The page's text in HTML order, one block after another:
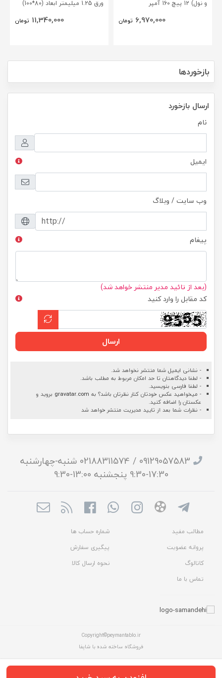
و نول) 12 پیچ 160 آمپر
6,970,000 تومان
ورق 1.25 میلیمتر ابعاد (80*100)
11,340,000 تومان
بازخوردها
ارسال بازخورد
نام
ایمیل
وب سایت / وبلاگ
پیغام
(بعد از تائید مدیر منتشر خواهد شد)
کد مقابل را وارد کنید
ارسال
- نشانی ایمیل شما منتشر نخواهد شد.
- لطفا دیدگاهتان تا حد امکان مربوط به مطلب باشد.
- لطفا فارسی بنویسید.
- میخواهید عکس خودتان کنار نظرتان باشد؟ به gravatar.com بروید و
عکستان را اضافه کنید.
- نظرات شما بعد از تایید مدیریت منتشر خواهد شد
09129057583 / 02188311574 شنبه-چهارشنبه
17:30-9:30 پنجشنبه 13:00-9:30
مطالب مفید
شماره حساب ها
پروانه عضویت
پیگیری سفارش
کاتالوگ
نحوه ارسال کالا
تماس با ما
Copyright©peymantablo.ir
فروشگاه ساخته شده با شاپفا